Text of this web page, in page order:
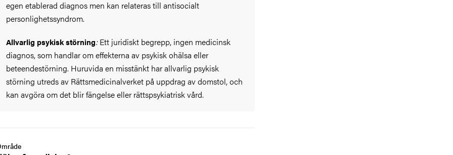
egen etablerad diagnos men kan relateras till antisocialt
personlighetssyndrom.
Allvarlig psykisk störning:Ett juridiskt begrepp, ingen medicinsk
diagnos, som handlar om effekterna av psykisk ohälsa eller
beteendestörning. Huruvida en misstänkt har allvarlig psykisk
störning utreds av Rättsmedicinalverket på uppdrag av domstol, och
kan avgöra om det blir fängelse eller rättspsykiatrisk vård.